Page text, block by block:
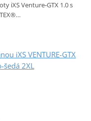
iXS Venture‑GTX 1.0 s
iXS VENTURE-GTX
šedá 2XL